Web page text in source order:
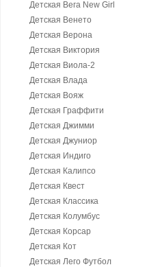
Детская Вега New Girl
Детская Венето
Детская Верона
Детская Виктория
Детская Виола-2
Детская Влада
Детская Вояж
Детская Граффити
Детская Джимми
Детская Джуниор
Детская Индиго
Детская Калипсо
Детская Квест
Детская Классика
Детская Колумбус
Детская Корсар
Детская Кот
Детская Лего Футбол